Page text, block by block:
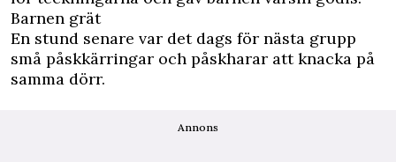
Barnen grät
En stund senare var det dags för nästa grupp
små påskkärringar och påskharar att knacka på
samma dörr.
Annons